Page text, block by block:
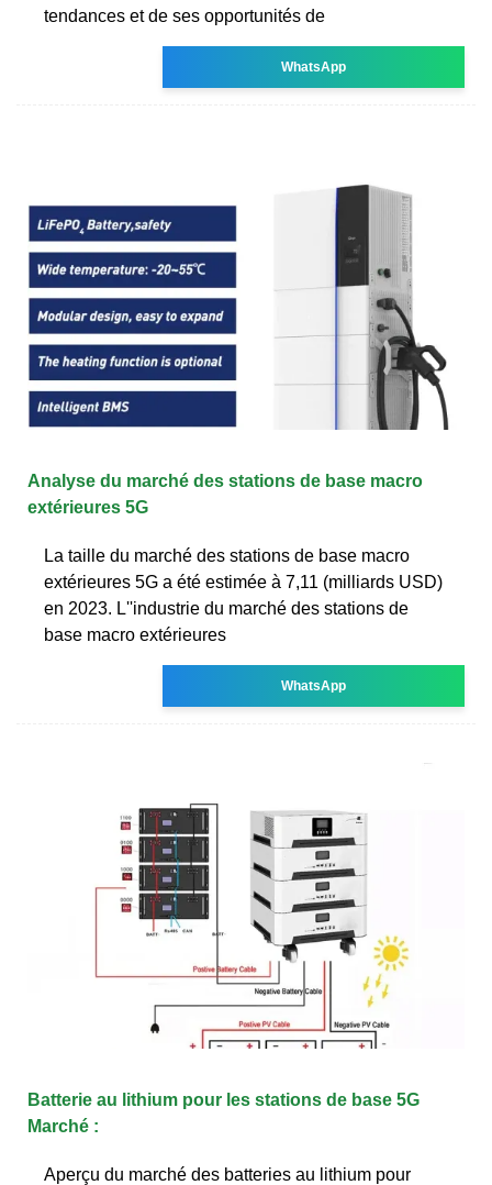
tendances et de ses opportunités de
WhatsApp
Analyse du marché des stations de base macro
extérieures 5G
La taille du marché des stations de base macro
extérieures 5G a été estimée à 7,11 (milliards USD)
en 2023. L''industrie du marché des stations de
base macro extérieures
WhatsApp
Batterie au lithium pour les stations de base 5G
Marché :
Aperçu du marché des batteries au lithium pour